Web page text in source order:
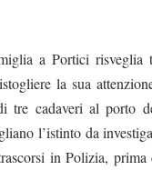
a Portici risveglia
la sua
tre cadaveri al porto
l’istinto da
in Polizia, prima